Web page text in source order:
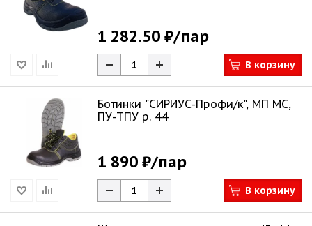
1 282.50 ₽/пар
В корзину
Ботинки "СИРИУС-Профи/к", МП МС,
ПУ-ТПУ р. 44
1 890 ₽/пар
В корзину